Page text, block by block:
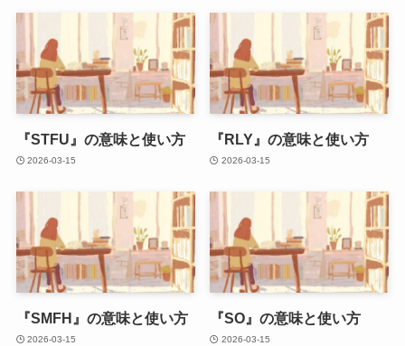
『STFU』の意味と使い方
2026-03-15
『RLY』の意味と使い方
2026-03-15
『SMFH』の意味と使い方
2026-03-15
『SO』の意味と使い方
2026-03-15